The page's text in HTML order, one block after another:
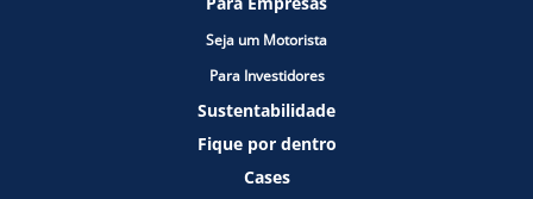
Seja um Motorista
Para Investidores
Sustentabilidade
Fique por dentro
Cases